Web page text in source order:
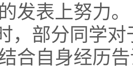
发表上努力。
部分同学对
合自身经历